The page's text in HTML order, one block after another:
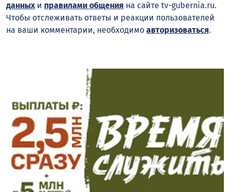
данныхи правилами общения на сайте tv-gubernia.ru.
Чтобы отслеживать ответы и реакции пользователей
на ваши комментарии, необходимо авторизоваться.